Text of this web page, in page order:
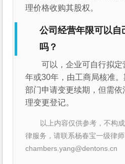
理价格收购其股权。
公司经营年限可以自
吗？
可以，企业可自行拟
年或30年，由工商局核准
部门申请变更续期，但需
理变更登记。
以上内容仅供参考，不构
律服务，请联系杨春宝一级律师
chambers.yang@dentons.cn